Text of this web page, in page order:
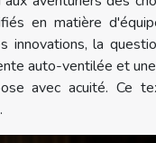
en matière
innovations, la
auto-ventilée et
avec acuité. Ce